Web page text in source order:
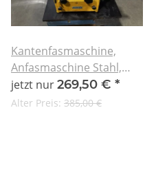
Kantenfasmaschine,
Anfasmaschine Stahl,
Alu, Kunststoff usw.
jetzt nur269,50 € *
Alter Preis: 385,00 €